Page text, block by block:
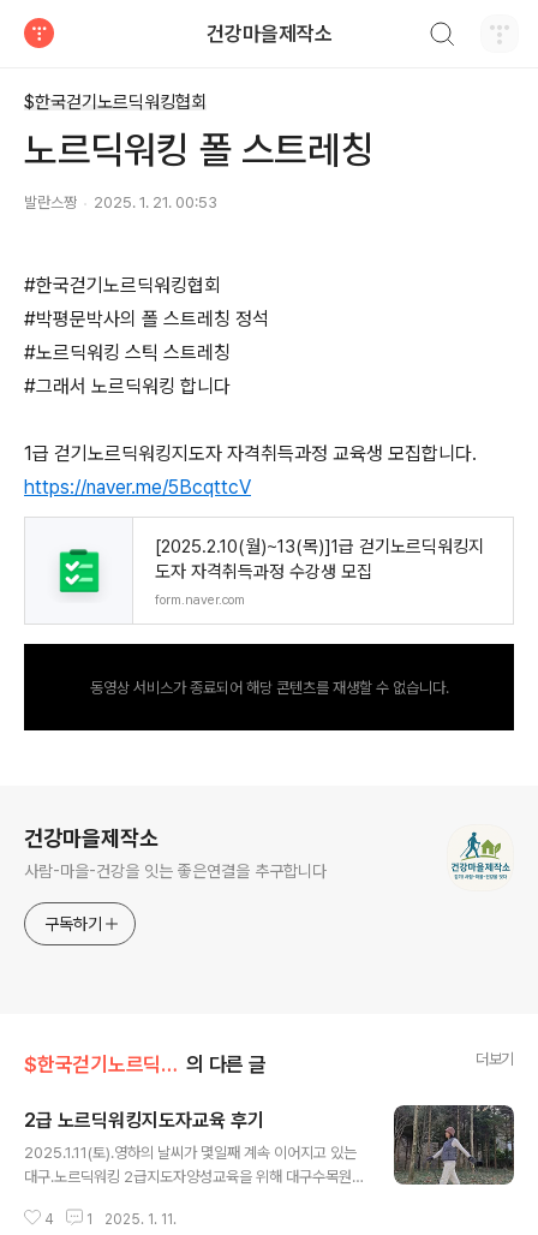
건강마을제작소
$한국걷기노르딕워킹협회
노르딕워킹 폴 스트레칭
발란스짱 2025. 1. 21. 00:53
#한국걷기노르딕워킹협회
#박평문박사의 폴 스트레칭 정석
#노르딕워킹 스틱 스트레칭
#그래서 노르딕워킹 합니다
1급 걷기노르딕워킹지도자 자격취득과정 교육생 모집합니다.
https://naver.me/5BcqttcV
[2025.2.10(월)~13(목)]1급 걷기노르딕워킹지
도자 자격취득과정 수강생 모집
form.naver.com
동영상 서비스가 종료되어 해당 콘텐츠를 재생할 수 없습니다.
건강마을제작소
사람-마을-건강을 잇는 좋은연결을 추구합니다
구독하기
$한국걷기노르딕워킹협회 의 다른 글 더보기
2급 노르딕워킹지도자교육 후기
2025.1.11(토).영하의 날씨가 몇일째 계속 이어지고 있는
대구.노르딕워킹 2급지도자양성교육을 위해 대구수목원에
한기도 끝내주는군요.모두 주말 휴일 잘 보내세요..세 명의
4 1 2025. 1. 11.